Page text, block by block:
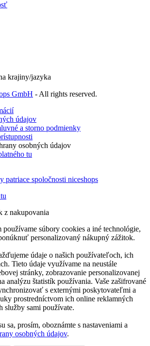
krajiny/jazyka
GmbH - All rights reserved.
údajov
a storno podmienky
osobných údajov
tu
patriace spoločnosti niceshops
z nakupovania
používame súbory cookies a iné technológie,
personalizovaný nákupný zážitok.
údaje o našich používateľoch, ich
Tieto údaje využívame na neustále
stránky, zobrazovanie personalizovanej
analýzu štatistík používania. Vaše zašifrované
s externými poskytovateľmi a
prostredníctvom ich online reklamných
služby sami používate.
sa, prosím, oboznámte s nastaveniami a
osobných údajov.